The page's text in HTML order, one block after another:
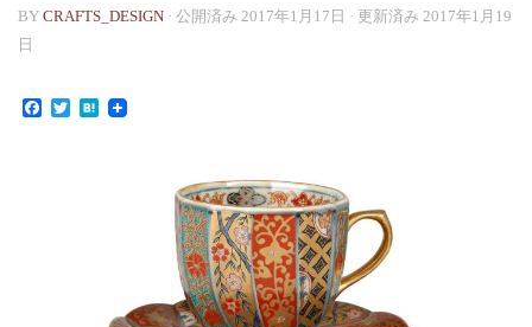
BY CRAFTS_DESIGN · 公開済み 2017年1月17日 · 更新済み 2017年1月19
日
Facebook
TwitterHatena